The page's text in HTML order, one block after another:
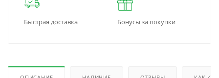
Быстрая доставка Бонусы за покупки